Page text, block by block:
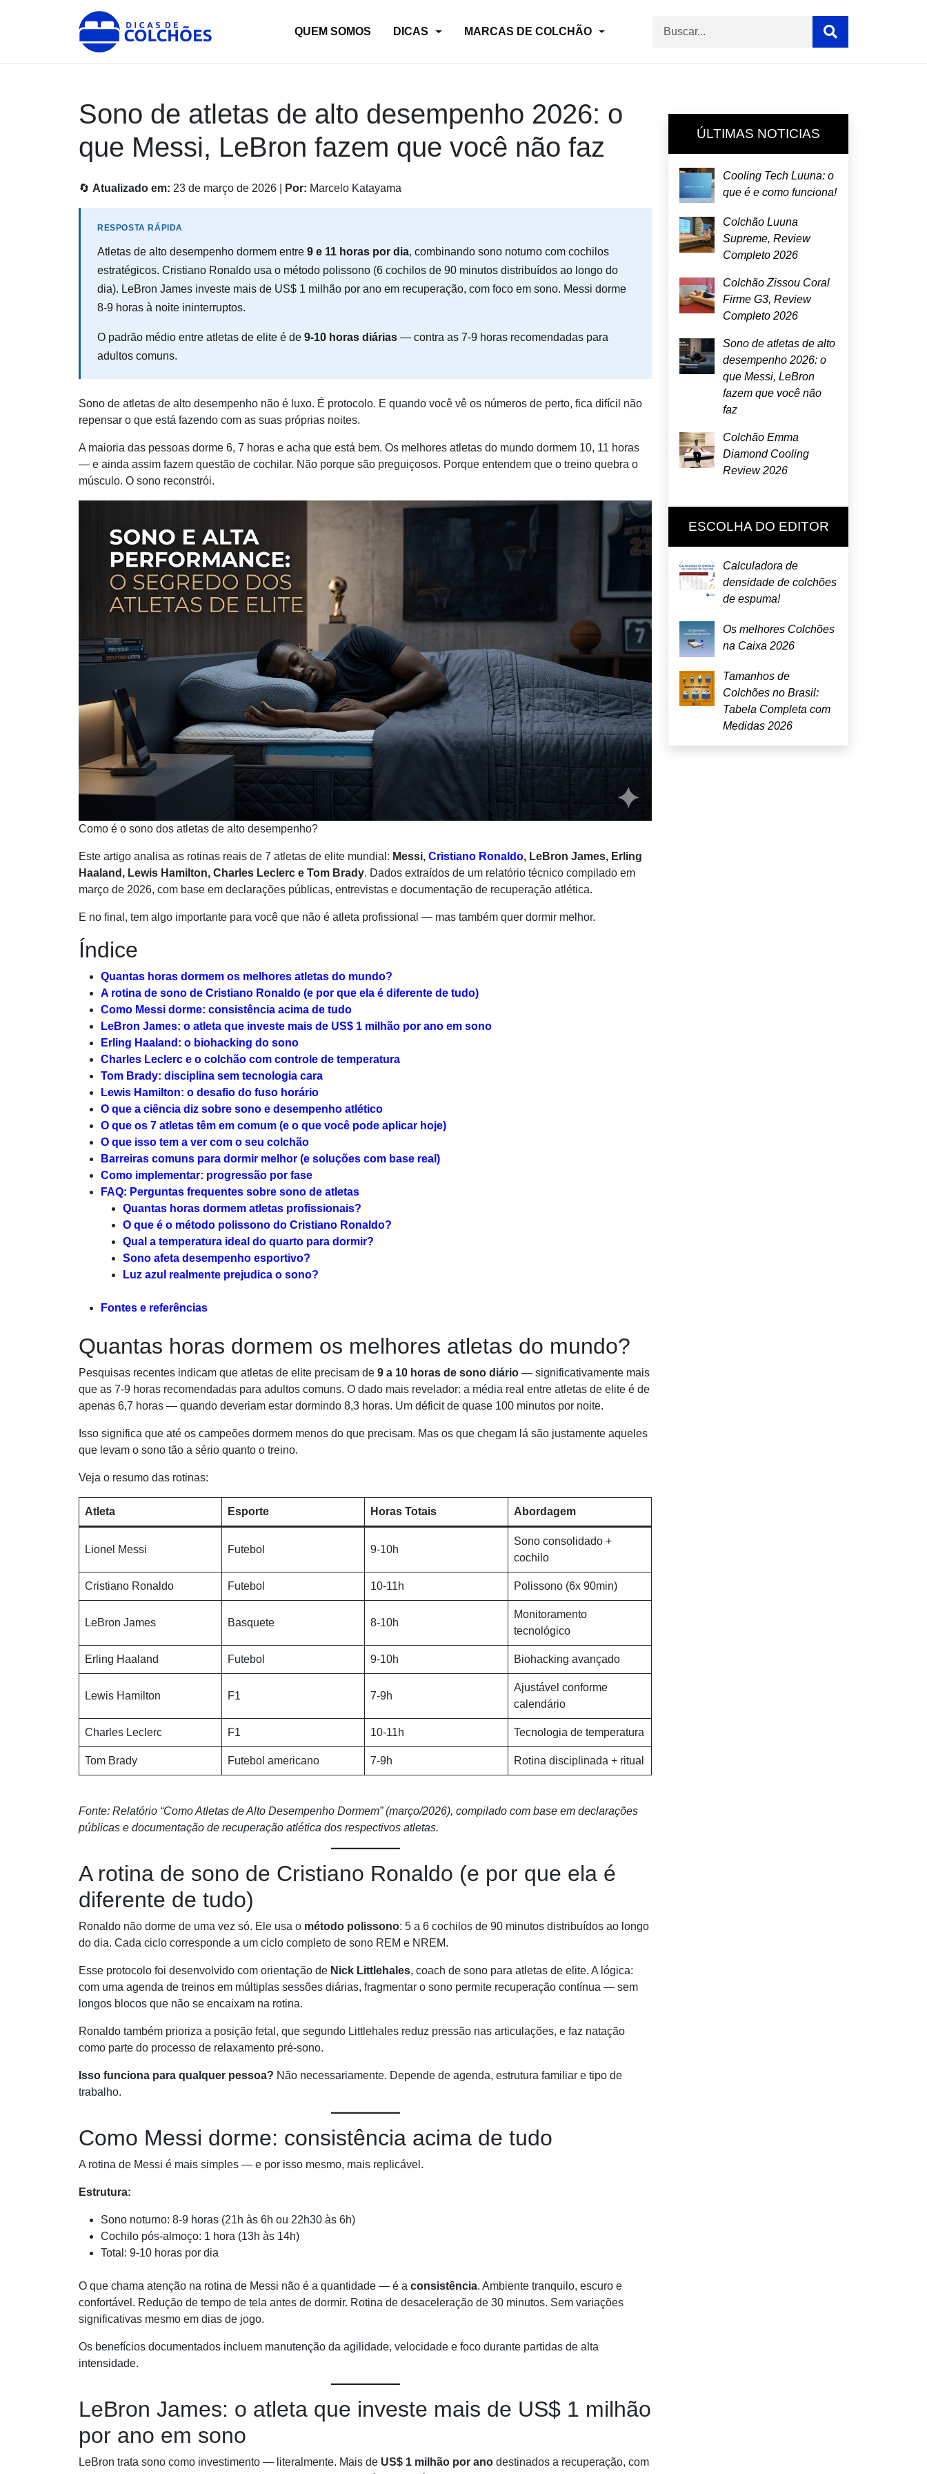
Dicas de Colchões
Site para Dicas de Colchões e reviews QUEM SOMOS DICAS MARCAS DE COLCHÃO
Sono de atletas de alto desempenho 2026: o
que Messi, LeBron fazem que você não faz
🔄 Atualizado em: 23 de março de 2026 | Por: Marcelo Katayama
RESPOSTA RÁPIDA
Atletas de alto desempenho dormem entre 9 e 11 horas por dia, combinando sono noturno com cochilos
estratégicos. Cristiano Ronaldo usa o método polissono (6 cochilos de 90 minutos distribuídos ao longo do
dia). LeBron James investe mais de US$ 1 milhão por ano em recuperação, com foco em sono. Messi dorme
8-9 horas à noite ininterruptos.
O padrão médio entre atletas de elite é de 9-10 horas diárias — contra as 7-9 horas recomendadas para
adultos comuns.
Sono de atletas de alto desempenho não é luxo. É protocolo. E quando você vê os números de perto, fica difícil não
repensar o que está fazendo com as suas próprias noites.
A maioria das pessoas dorme 6, 7 horas e acha que está bem. Os melhores atletas do mundo dormem 10, 11 horas
— e ainda assim fazem questão de cochilar. Não porque são preguiçosos. Porque entendem que o treino quebra o
músculo. O sono reconstrói.
Como é o sono dos atletas de alto desempenho?
Este artigo analisa as rotinas reais de 7 atletas de elite mundial: Messi, Cristiano Ronaldo, LeBron James, Erling
Haaland, Lewis Hamilton, Charles Leclerc e Tom Brady. Dados extraídos de um relatório técnico compilado em
março de 2026, com base em declarações públicas, entrevistas e documentação de recuperação atlética.
E no final, tem algo importante para você que não é atleta profissional — mas também quer dormir melhor.
Índice
Quantas horas dormem os melhores atletas do mundo?
A rotina de sono de Cristiano Ronaldo (e por que ela é diferente de tudo)
Como Messi dorme: consistência acima de tudo
LeBron James: o atleta que investe mais de US$ 1 milhão por ano em sono
Erling Haaland: o biohacking do sono
Charles Leclerc e o colchão com controle de temperatura
Tom Brady: disciplina sem tecnologia cara
Lewis Hamilton: o desafio do fuso horário
O que a ciência diz sobre sono e desempenho atlético
O que os 7 atletas têm em comum (e o que você pode aplicar hoje)
O que isso tem a ver com o seu colchão
Barreiras comuns para dormir melhor (e soluções com base real)
Como implementar: progressão por fase
FAQ: Perguntas frequentes sobre sono de atletas
Quantas horas dormem atletas profissionais?
O que é o método polissono do Cristiano Ronaldo?
Qual a temperatura ideal do quarto para dormir?
Sono afeta desempenho esportivo?
Luz azul realmente prejudica o sono?
Fontes e referências
Quantas horas dormem os melhores atletas do mundo?
Pesquisas recentes indicam que atletas de elite precisam de 9 a 10 horas de sono diário — significativamente mais
que as 7-9 horas recomendadas para adultos comuns. O dado mais revelador: a média real entre atletas de elite é de
apenas 6,7 horas — quando deveriam estar dormindo 8,3 horas. Um déficit de quase 100 minutos por noite.
Isso significa que até os campeões dormem menos do que precisam. Mas os que chegam lá são justamente aqueles
que levam o sono tão a sério quanto o treino.
Veja o resumo das rotinas:
Atleta Esporte Horas Totais Abordagem
Lionel Messi Futebol 9-10h
Sono consolidado +
cochilo
Cristiano Ronaldo Futebol 10-11h Polissono (6x 90min)
LeBron James Basquete 8-10h
Monitoramento
tecnológico
Erling Haaland Futebol 9-10h Biohacking avançado
Lewis Hamilton F1 7-9h
Ajustável conforme
calendário
Charles Leclerc F1 10-11h Tecnologia de temperatura
Tom Brady Futebol americano 7-9h Rotina disciplinada + ritual
Fonte: Relatório “Como Atletas de Alto Desempenho Dormem” (março/2026), compilado com base em declarações
públicas e documentação de recuperação atlética dos respectivos atletas.
A rotina de sono de Cristiano Ronaldo (e por que ela é
diferente de tudo)
Ronaldo não dorme de uma vez só. Ele usa o método polissono: 5 a 6 cochilos de 90 minutos distribuídos ao longo
do dia. Cada ciclo corresponde a um ciclo completo de sono REM e NREM.
Esse protocolo foi desenvolvido com orientação de Nick Littlehales, coach de sono para atletas de elite. A lógica:
com uma agenda de treinos em múltiplas sessões diárias, fragmentar o sono permite recuperação contínua — sem
longos blocos que não se encaixam na rotina.
Ronaldo também prioriza a posição fetal, que segundo Littlehales reduz pressão nas articulações, e faz natação
como parte do processo de relaxamento pré-sono.
Isso funciona para qualquer pessoa? Não necessariamente. Depende de agenda, estrutura familiar e tipo de
trabalho.
Como Messi dorme: consistência acima de tudo
A rotina de Messi é mais simples — e por isso mesmo, mais replicável.
Estrutura:
Sono noturno: 8-9 horas (21h às 6h ou 22h30 às 6h)
Cochilo pós-almoço: 1 hora (13h às 14h)
Total: 9-10 horas por dia
O que chama atenção na rotina de Messi não é a quantidade — é a consistência. Ambiente tranquilo, escuro e
confortável. Redução de tempo de tela antes de dormir. Rotina de desaceleração de 30 minutos. Sem variações
significativas mesmo em dias de jogo.
Os benefícios documentados incluem manutenção da agilidade, velocidade e foco durante partidas de alta
intensidade.
LeBron James: o atleta que investe mais de US$ 1 milhão
por ano em sono
LeBron trata sono como investimento — literalmente. Mais de US$ 1 milhão por ano destinados a recuperação, com
ÚLTIMAS NOTICIAS
Cooling Tech Luuna: o
que é e como funciona!
Colchão Luuna
Supreme, Review
Completo 2026
Colchão Zissou Coral
Firme G3, Review
Completo 2026
Sono de atletas de alto
desempenho 2026: o
que Messi, LeBron
fazem que você não
faz
Colchão Emma
Diamond Cooling
Review 2026
ESCOLHA DO EDITOR
Calculadora de
densidade de colchões
de espuma!
Os melhores Colchões
na Caixa 2026
Tamanhos de
Colchões no Brasil:
Tabela Completa com
Medidas 2026